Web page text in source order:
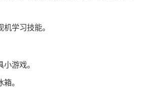
学习技能。
游戏。
。